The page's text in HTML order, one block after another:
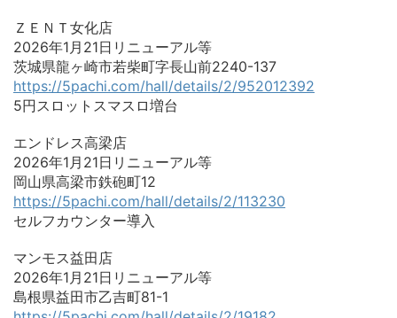
ＺＥＮＴ女化店
2026年1月21日リニューアル等
茨城県龍ヶ崎市若柴町字長山前2240-137
https://5pachi.com/hall/details/2/952012392
5円スロットスマスロ増台
エンドレス高梁店
2026年1月21日リニューアル等
岡山県高梁市鉄砲町12
https://5pachi.com/hall/details/2/113230
セルフカウンター導入
マンモス益田店
2026年1月21日リニューアル等
島根県益田市乙吉町81-1